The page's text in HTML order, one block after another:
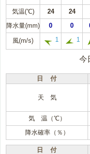
気温(℃) 24 24
降水量(mm)
0 0
風(m/s) 1 1
今
日 付
天 気
気 温（℃）
降水確率（％）
日 付